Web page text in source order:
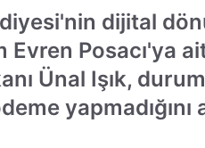
dijital
Evren Posacı'ya
Ünal Işık,
yapmadığını